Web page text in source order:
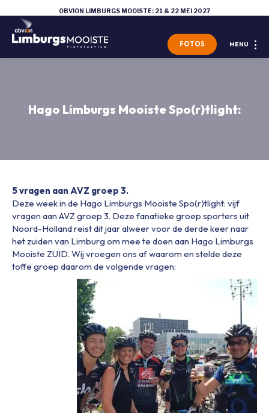
OBVION LIMBURGS MOOISTE: 21 & 22 MEI 2027
MENU
FOTOS
Hago Limburgs Mooiste Spo(r)tlight:
5 vragen aan AVZ groep 3.
Deze week in de Hago Limburgs Mooiste Spo(r)tlight: vijf
vragen aan AVZ groep 3. Deze fanatieke groep sporters uit
Noord-Holland reist dit jaar alweer voor de derde keer naar
het zuiden van Limburg om mee te doen aan Hago Limburgs
Mooiste ZUID. Wij vroegen ons af waarom en stelde deze
toffe groep daarom de volgende vragen: